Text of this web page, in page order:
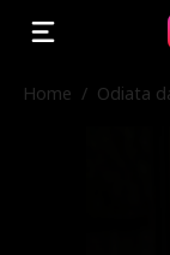
Home / Odiata